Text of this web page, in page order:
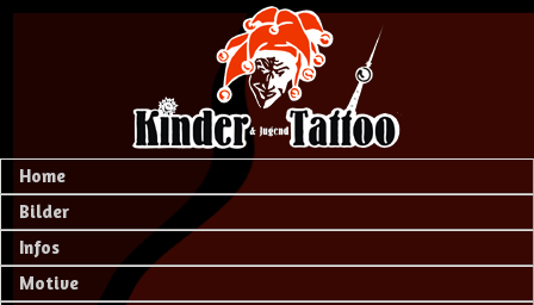
Home
Bilder
Infos
Motive